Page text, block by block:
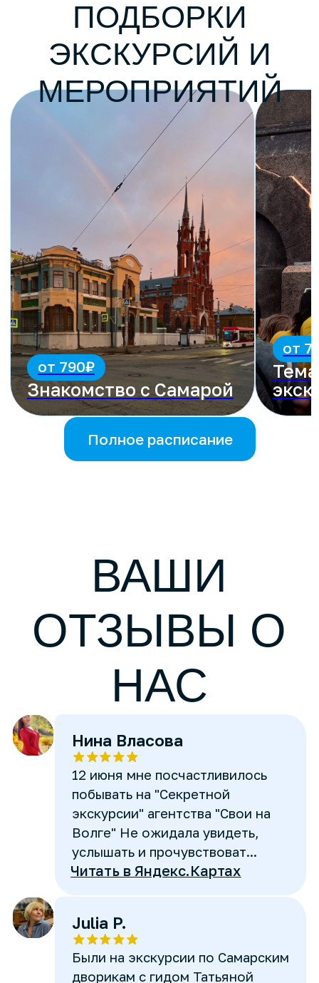
Знакомство с Самарой
от 790₽
Полное расписание
ВАШИ
ОТЗЫВЫ О
НАС
Нина Власова
12 июня мне посчастливилось
побывать на "Секретной
Julia P.
Были на экскурсии по Самарским
29.05. Отлично провели время:
Татьяна очень много знает и
очень интерес...
Оксана Крючатова
Восхищают люди, которые
любят то, что делают.
Заражают позитивом, хорошим
настроением, обогащают тебя
знаниями про собственный г...
Читать в Яндекс.Картах
Оставьте отзыв в Яндекс.Картах